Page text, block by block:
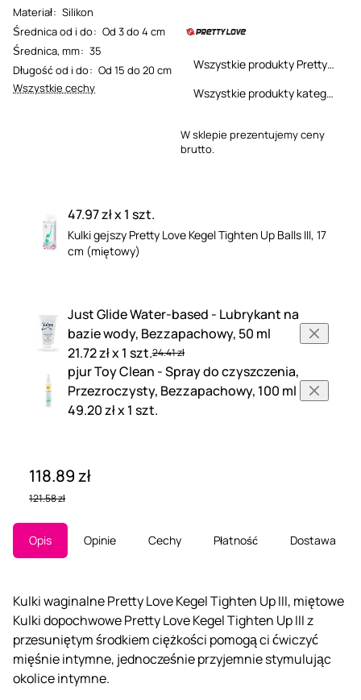
Materiał: Silikon
Średnica od i do: Od 3 do 4 cm
Średnica, mm: 35
Długość od i do: Od 15 do 20 cm
Wszystkie cechy
Wszystkie produkty Pretty Love
Wszystkie produkty kategorii
W sklepie prezentujemy ceny
brutto.
47.97 zł x 1 szt.
Kulki gejszy Pretty Love Kegel Tighten Up Balls III, 17
cm (miętowy)
Just Glide Water-based - Lubrykant na
bazie wody, Bezzapachowy, 50 ml
21.72 zł x 1 szt.24.41 zł
pjur Toy Clean - Spray do czyszczenia,
Przezroczysty, Bezzapachowy, 100 ml
49.20 zł x 1 szt.
118.89 zł
121.58 zł
Opis Opinie Cechy Płatność Dostawa
Kulki waginalne Pretty Love Kegel Tighten Up III, miętowe
Kulki dopochwowe Pretty Love Kegel Tighten Up III z
przesuniętym środkiem ciężkości pomogą ci ćwiczyć
mięśnie intymne, jednocześnie przyjemnie stymulując
okolice intymne.